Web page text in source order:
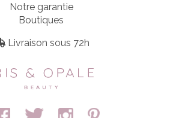
Notre garantie
Boutiques
Livraison sous 72h